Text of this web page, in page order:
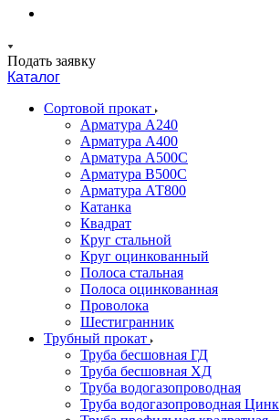
Подать заявку
Каталог
Сортовой прокат
Арматура А240
Арматура А400
Арматура А500C
Арматура В500С
Арматура АТ800
Катанка
Квадрат
Круг стальной
Круг оцинкованный
Полоса стальная
Полоса оцинкованная
Проволока
Шестигранник
Трубный прокат
Труба бесшовная ГД
Труба бесшовная ХД
Труба водогазопроводная
Труба водогазопроводная Цинк